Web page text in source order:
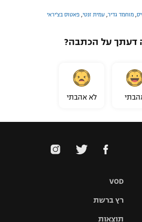
מוחמד גדיר עמית זנטי פאטוס בצ'יראי
דעתך על הכתבה?
לא אהבתי
VOD
רץ ברשת
תוצאות